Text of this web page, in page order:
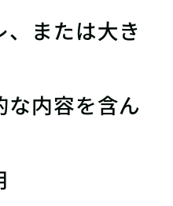
または大き
内容を含ん